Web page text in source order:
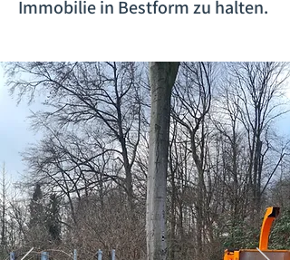
Immobilie in Bestform zu halten.